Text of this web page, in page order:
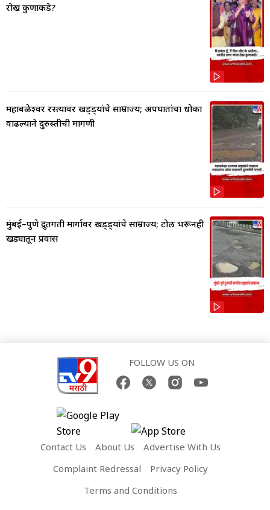
रोख कुणाकडे?
महाबळेश्वर रस्त्यावर खड्ड्यांचे साम्राज्य; अपघातांचा धोका
वाढल्याने दुरुस्तीची मागणी
मुंबई–पुणे द्रुतगती मार्गावर खड्ड्यांचे साम्राज्य; टोल भरूनही
खड्यातून प्रवास
FOLLOW US ON
Contact Us About Us
Advertise With Us
Complaint Redressal
Privacy Policy
Terms and Conditions